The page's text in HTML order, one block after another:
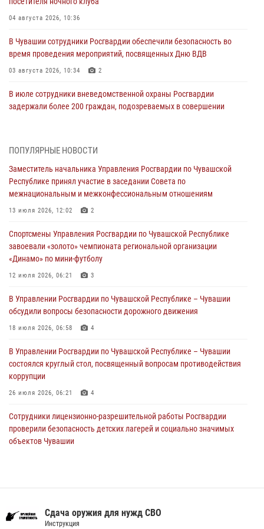
04 августа 2026, 10:36
В Чувашии сотрудники Росгвардии обеспечили безопасность во
время проведения мероприятий, посвященных Дню ВДВ
03 августа 2026, 10:34 2
В июле сотрудники вневедомственной охраны Росгвардии
задержали более 200 граждан, подозреваемых в совершении
мировой войне 1914-1918 годов
01 августа 2026, 07:19
В Ядрине сотрудники Росгвардии задержали подозреваемого в
01 августа 2026, 06:12
1 августа – День дежурной службы войск национальной гвардии
Российской Федерации
Директор Росгвардии Герой России генерал армии Виктор Золотов
поздравил специалистов подразделений тыла с профессиональным
01 августа 2026, 00:01
ПОПУЛЯРНЫЕ НОВОСТИ
Заместитель начальника Управления Росгвардии по Чувашской
Республике принял участие в заседании Совета по
межнациональным и межконфессиональным отношениям
13 июля 2026, 12:02 2
Спортсмены Управления Росгвардии по Чувашской Республике
завоевали «золото» чемпионата региональной организации
«Динамо» по мини-футболу
12 июля 2026, 06:21 3
В Управлении Росгвардии по Чувашской Республике – Чувашии
обсудили вопросы безопасности дорожного движения
18 июля 2026, 06:58 4
В Управлении Росгвардии по Чувашской Республике – Чувашии
состоялся круглый стол, посвященный вопросам противодействия
коррупции
26 июля 2026, 06:21 4
Сотрудники лицензионно-разрешительной работы Росгвардии
проверили безопасность детских лагерей и социально значимых
объектов Чувашии
07 июля 2026, 11:01
Сдача оружия для нужд СВО
Инструкция